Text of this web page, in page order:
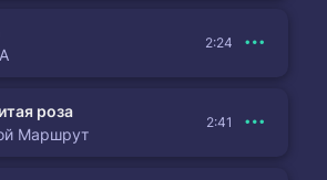
2:24
роза
Маршрут
2:41